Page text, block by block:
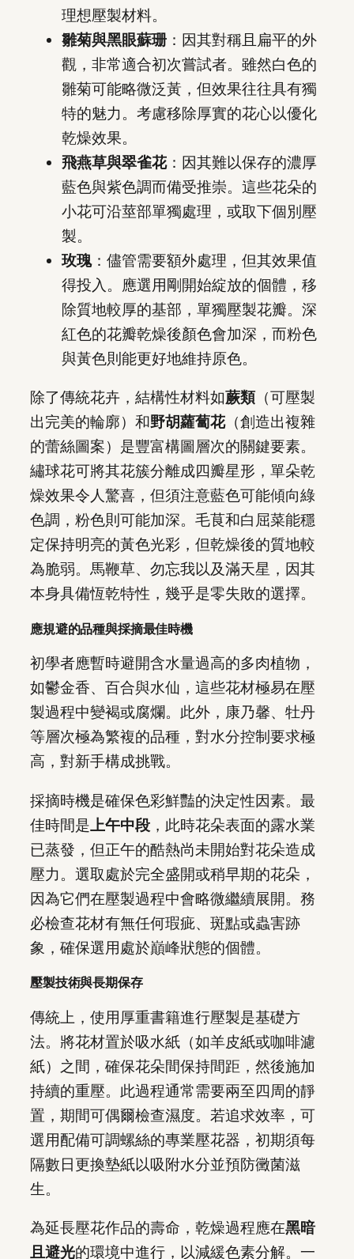
理想壓製材料。
雛菊與黑眼蘇珊 ：因其對稱且扁平的外
觀，非常適合初次嘗試者。雖然白色的
雛菊可能略微泛黃，但效果往往具有獨
特的魅力。考慮移除厚實的花心以優化
乾燥效果。
飛燕草與翠雀花：因其難以保存的濃厚
藍色與紫色調而備受推崇。這些花朵的
小花可沿莖部單獨處理，或取下個別壓
製。
玫瑰：儘管需要額外處理，但其效果值
得投入。應選用剛開始綻放的個體，移
除質地較厚的基部，單獨壓製花瓣。深
紅色的花瓣乾燥後顏色會加深，而粉色
與黃色則能更好地維持原色。
除了傳統花卉，結構性材料如蕨類（可壓製
出完美的輪廓）和野胡蘿蔔花（創造出複雜
的蕾絲圖案）是豐富構圖層次的關鍵要素。
繡球花可將其花簇分離成四瓣星形，單朵乾
燥效果令人驚喜，但須注意藍色可能傾向綠
色調，粉色則可能加深。毛茛和白屈菜能穩
定保持明亮的黃色光彩，但乾燥後的質地較
為脆弱。馬鞭草、勿忘我以及滿天星，因其
本身具備恆乾特性，幾乎是零失敗的選擇。
應規避的品種與採摘最佳時機
初學者應暫時避開含水量過高的多肉植物，
如鬱金香、百合與水仙，這些花材極易在壓
製過程中變褐或腐爛。此外，康乃馨、牡丹
等層次極為繁複的品種，對水分控制要求極
高，對新手構成挑戰。
採摘時機是確保色彩鮮豔的決定性因素。最
佳時間是 上午中段 ，此時花朵表面的露水業
已蒸發，但正午的酷熱尚未開始對花朵造成
壓力。選取處於完全盛開或稍早期的花朵，
因為它們在壓製過程中會略微繼續展開。務
必檢查花材有無任何瑕疵、斑點或蟲害跡
象，確保選用處於巔峰狀態的個體。
壓製技術與長期保存
傳統上，使用厚重書籍進行壓製是基礎方
法。將花材置於吸水紙（如羊皮紙或咖啡濾
紙）之間，確保花朵間保持間距，然後施加
持續的重壓。此過程通常需要兩至四周的靜
置，期間可偶爾檢查濕度。若追求效率，可
選用配備可調螺絲的專業壓花器，初期須每
隔數日更換墊紙以吸附水分並預防黴菌滋
生。
為延長壓花作品的壽命，乾燥過程應在黑暗
且避光的環境中進行，以減緩色素分解。一